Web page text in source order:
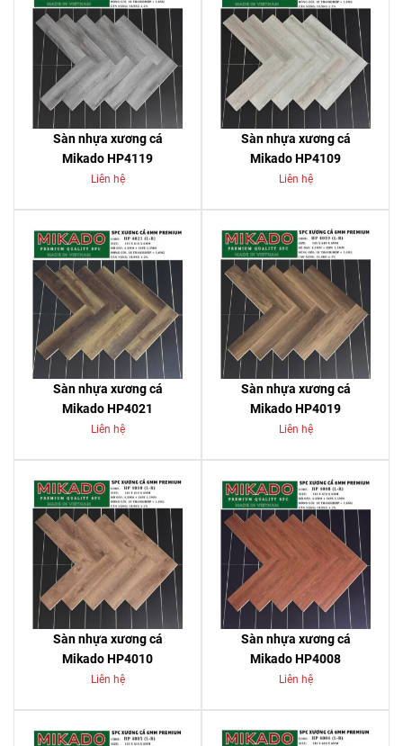
Sàn nhựa xương cá
Mikado HP4119
Liên hệ
Sàn nhựa xương cá
Mikado HP4109
Liên hệ
Sàn nhựa xương cá
Mikado HP4021
Liên hệ
Sàn nhựa xương cá
Mikado HP4019
Liên hệ
Sàn nhựa xương cá
Mikado HP4010
Liên hệ
Sàn nhựa xương cá
Mikado HP4008
Liên hệ